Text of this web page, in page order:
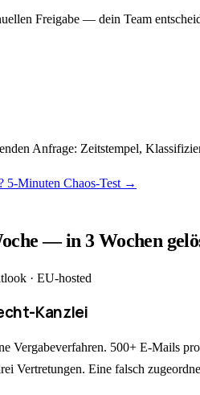
Freigabe — dein Team
Anfrage: Zeitstempel,
5-Minuten Chaos-Test →
— in 3 Wochen
· EU-hosted
Kanzlei
Vergabeverfahren. 500+ E-Mails
Vertretungen. Eine falsch